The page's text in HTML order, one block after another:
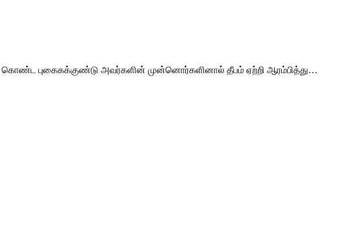
கொண்ட புகைகக்குண்டு அவர்களின் முன்னொர்களினால் தீபம் ஏற்றி ஆரம்பித்து…